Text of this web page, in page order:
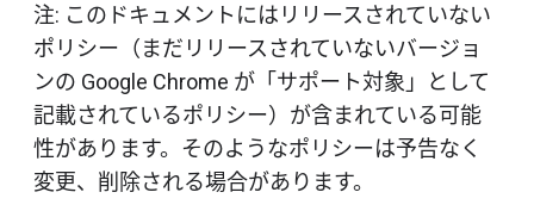
注: このドキュメントにはリリースされていない
ポリシー（まだリリースされていないバージョ
ンの Google Chrome が「サポート対象」として
記載されているポリシー）が含まれている可能
性があります。そのようなポリシーは予告なく
変更、削除される場合があります。